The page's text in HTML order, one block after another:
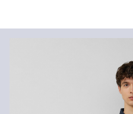
Voering: Katoenen
Je bestelling wordt binnen 3-5
Je kunt je artikelen binnen 14